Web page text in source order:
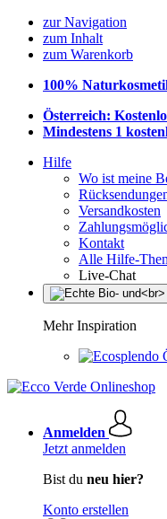
zur Navigation
zum Inhalt
zum Warenkorb
100%
Österreich:
Mindestens 1
Hilfe
Wo ist meine
Versandkosten
Kontakt
Alle Hilfe-
Live-Chat
Mehr Inspiration
Anmelden
Jetzt anmelden
Bist du neu hier?
Konto erstellen